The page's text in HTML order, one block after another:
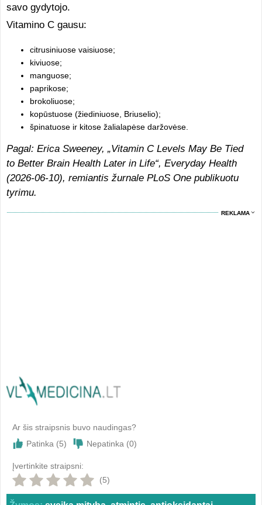
savo gydytojo.
Vitamino C gausu:
citrusiniuose vaisiuose;
kiviuose;
manguose;
paprikose;
brokoliuose;
kopūstuose (žiediniuose, Briuselio);
špinatuose ir kitose žalialapėse daržovėse.
Pagal: Erica Sweeney, „Vitamin C Levels May Be Tied
to Better Brain Health Later in Life“, Everyday Health
(2026-06-10), remiantis žurnale PLoS One publikuotu
tyrimu.
REKLAMA
Ar šis straipsnis buvo naudingas?
Patinka (5) Nepatinka (0)
Įvertinkite straipsni:
(5)